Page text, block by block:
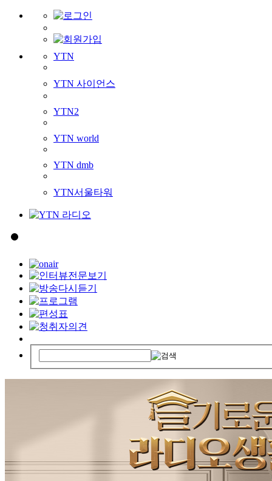
YTN
YTN 사이언스
YTN2
YTN world
YTN dmb
YTN서울타워